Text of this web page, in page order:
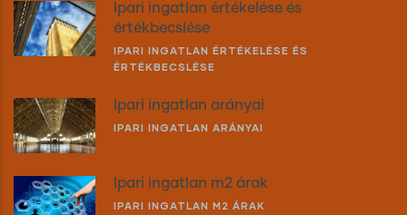
Ipari ingatlan értékelése és
értékbecslése
IPARI INGATLAN ÉRTÉKELÉSE ÉS
ÉRTÉKBECSLÉSE
Ipari ingatlan arányai
IPARI INGATLAN ARÁNYAI
Ipari ingatlan m2 árak
IPARI INGATLAN M2 ÁRAK